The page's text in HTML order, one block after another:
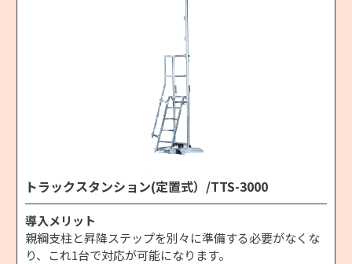
トラックスタンション(定置式）/TTS-3000
導入メリット
親綱支柱と昇降ステップを別々に準備する必要がなくな
り、これ1台で対応が可能になります。